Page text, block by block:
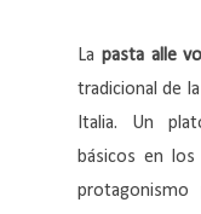
La pasta alle
tradicional de
Italia. Un
básicos en